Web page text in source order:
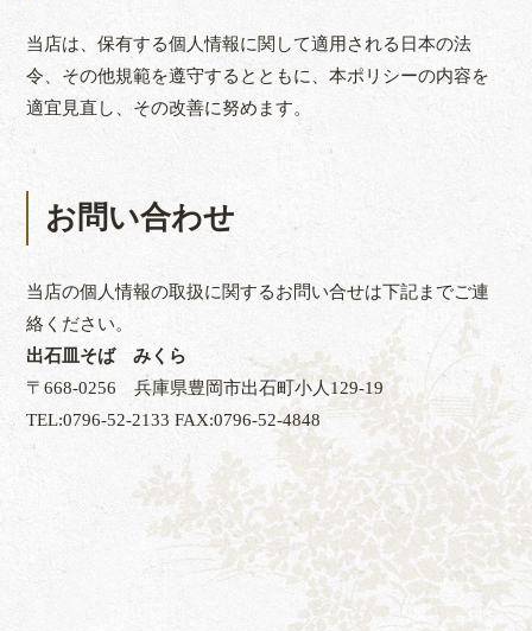
当店は、保有する個人情報に関して適用される日本の法
令、その他規範を遵守するとともに、本ポリシーの内容を
適宜見直し、その改善に努めます。
お問い合わせ
当店の個人情報の取扱に関するお問い合せは下記までご連
絡ください。
出石皿そば みくら
〒668-0256 兵庫県豊岡市出石町小人129-19
TEL:0796-52-2133 FAX:0796-52-4848